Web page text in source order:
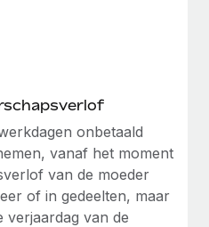
onbetaald
vanaf het moment
van de moeder
of in gedeelten, maar
verjaardag van de